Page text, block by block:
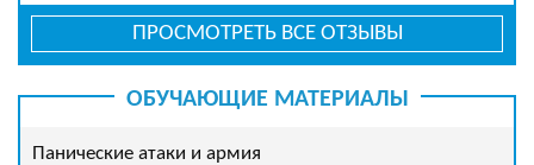
ПРОСМОТРЕТЬ ВСЕ ОТЗЫВЫ
ОБУЧАЮЩИЕ МАТЕРИАЛЫ
Панические атаки и армия